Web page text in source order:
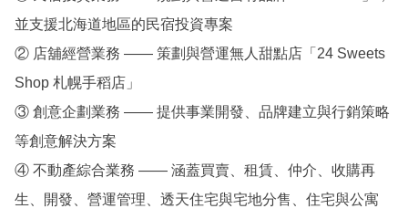
並支援北海道地區的民宿投資專案
② 店舖經營業務 —— 策劃與營運無人甜點店「24 Sweets
Shop 札幌手稻店」
③ 創意企劃業務 —— 提供事業開發、品牌建立與行銷策略
等創意解決方案
④ 不動產綜合業務 —— 涵蓋買賣、租賃、仲介、收購再
生、開發、營運管理、透天住宅與宅地分售、住宅與公寓